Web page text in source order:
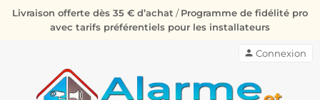
Livraison offerte dès 35 € d’achat /Programme de fidélité pro
avec tarifs préférentiels pour les installateurs
person Connexion